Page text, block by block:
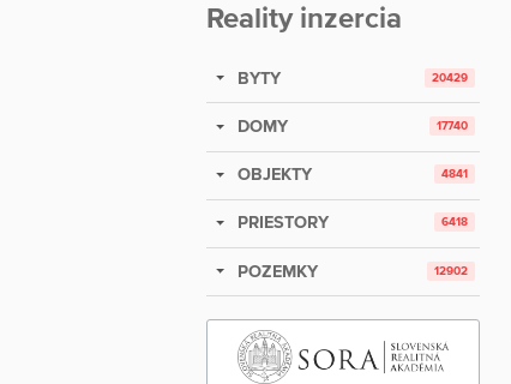
Reality inzercia
BYTY 20429
DOMY 17740
OBJEKTY 4841
PRIESTORY 6418
POZEMKY 12902